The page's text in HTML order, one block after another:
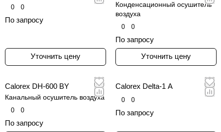
0 0
По запросу
Уточнить цену
Конденсационный осушитель
воздуха
0 0
По запросу
Уточнить цену
Calorex DH-600 BY
Канальный осушитель воздуха
0 0
По запросу
Calorex Delta-1 A
0 0
По запросу